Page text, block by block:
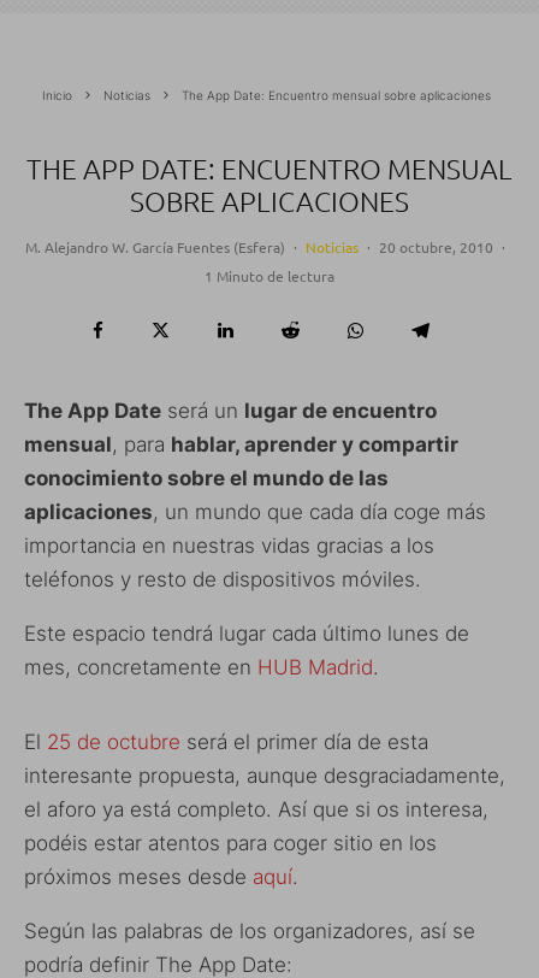
Inicio Noticias The App Date: Encuentro mensual sobre aplicaciones
THE APP DATE: ENCUENTRO MENSUAL
SOBRE APLICACIONES
M. Alejandro W. García Fuentes (Esfera) · Noticias · 20 octubre, 2010 ·
1 Minuto de lectura
The App Date será un lugar de encuentro
mensual, para hablar, aprender y compartir
conocimiento sobre el mundo de las
aplicaciones, un mundo que cada día coge más
importancia en nuestras vidas gracias a los
teléfonos y resto de dispositivos móviles.
Este espacio tendrá lugar cada último lunes de
mes, concretamente en HUB Madrid.
El 25 de octubre será el primer día de esta
interesante propuesta, aunque desgraciadamente,
el aforo ya está completo. Así que si os interesa,
podéis estar atentos para coger sitio en los
próximos meses desde aquí.
Según las palabras de los organizadores, así se
podría definir The App Date: